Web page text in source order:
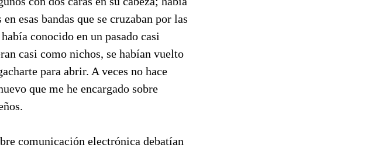
esas bandas que se cruzaban por las
conocido en un pasado casi
casi como nichos, se habían vuelto
para abrir. A veces no hace
que me he encargado sobre
comunicación electrónica debatían